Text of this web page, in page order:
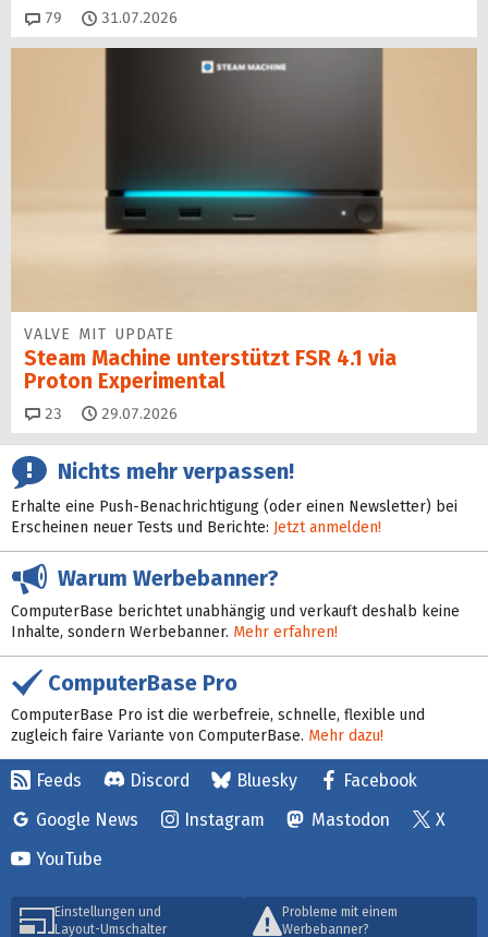
79 Kommentare
31.07.2026
VALVE MIT UPDATE
Steam Machine unterstützt FSR 4.1 via
Proton Experimental
23 Kommentare
29.07.2026
Nichts mehr verpassen!
Erhalte eine Push-Benachrichtigung (oder einen Newsletter) bei
Erscheinen neuer Tests und Berichte: Jetzt anmelden!
Warum Werbebanner?
ComputerBase berichtet unabhängig und verkauft deshalb keine
Inhalte, sondern Werbebanner. Mehr erfahren!
ComputerBase Pro
ComputerBase Pro ist die werbefreie, schnelle, flexible und
zugleich faire Variante von ComputerBase. Mehr dazu!
Feeds Discord Bluesky
Facebook
Google News
Instagram Mastodon
X
YouTube
Einstellungen und
Layout-Umschalter
Probleme mit einem
Werbebanner?